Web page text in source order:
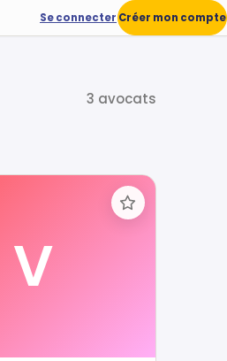
Se connecter Créer mon compte
3 avocats
V